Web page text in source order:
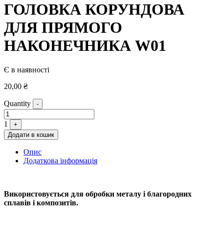
ГОЛОВКА КОРУНДОВА
ДЛЯ ПРЯМОГО
НАКОНЕЧНИКА W01
Є в наявності
20,00 ₴
Quantity -
1
+
Додати в кошик
Опис
Додаткова інформація
Використовується для обробки металу і благородних
сплавів і композитів.